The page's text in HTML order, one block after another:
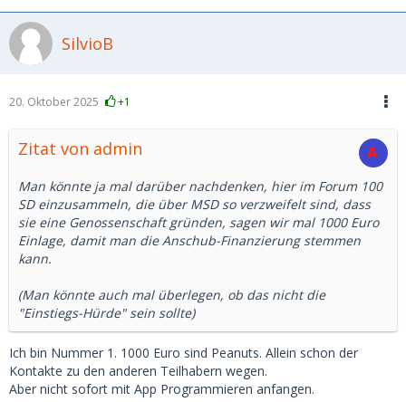
SilvioB
20. Oktober 2025 +1
Zitat von admin
Man könnte ja mal darüber nachdenken, hier im Forum 100
SD einzusammeln, die über MSD so verzweifelt sind, dass
sie eine Genossenschaft gründen, sagen wir mal 1000 Euro
Einlage, damit man die Anschub-Finanzierung stemmen
kann.
(Man könnte auch mal überlegen, ob das nicht die
"Einstiegs-Hürde" sein sollte)
Ich bin Nummer 1. 1000 Euro sind Peanuts. Allein schon der
Kontakte zu den anderen Teilhabern wegen.
Aber nicht sofort mit App Programmieren anfangen.